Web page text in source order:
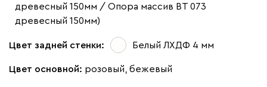
древесный 150мм / Опора массив ВТ 073
древесный 150мм)
Цвет задней стенки: Белый ЛХДФ 4 мм
Цвет основной: розовый, бежевый